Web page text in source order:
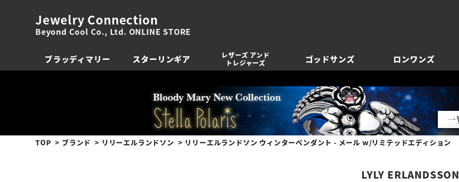
Jewelry Connection
Beyond Cool Co., Ltd. ONLINE STORE
ブラッディマリー スターリンギア
レザーズ アンド
トレジャーズ
ゴッドサンズ ロンワンズ
TOP ブランド リリーエルランドソン リリーエルランドソン ウィンターペンダント - メール w/リミテッドエディション
LYLY ERLANDSSON